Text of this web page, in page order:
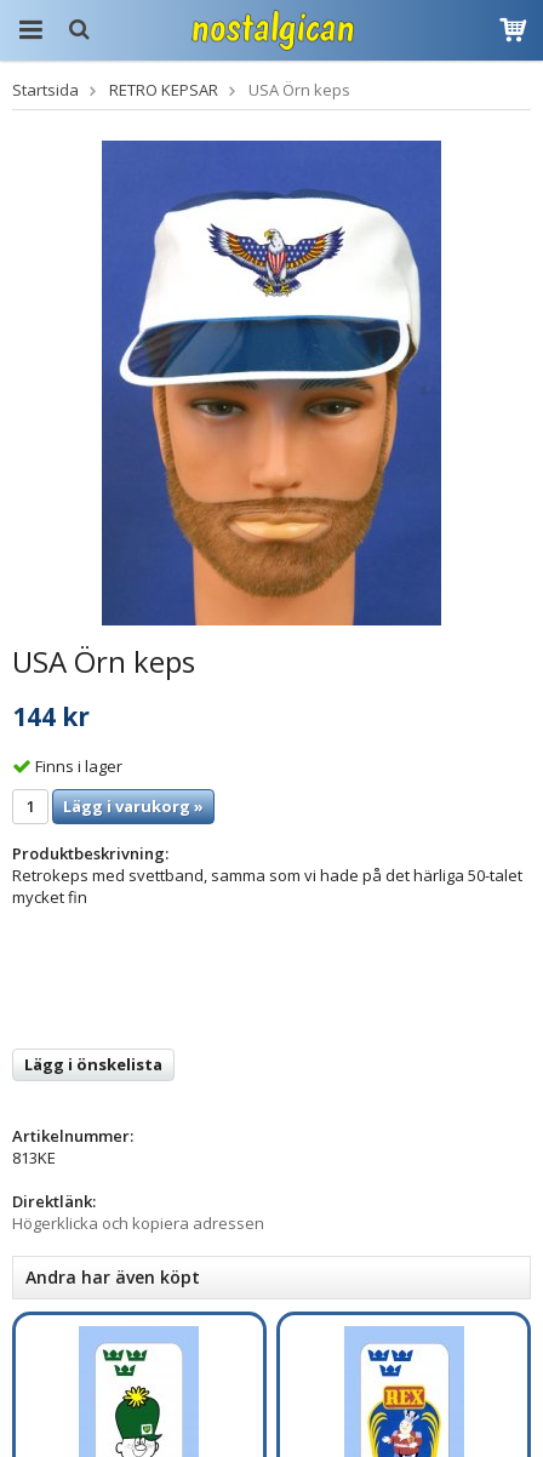
Produkten har blivit
tillagd i varukorgen
Startsida RETRO KEPSAR USA Örn keps
USA Örn keps
144 kr
Finns i lager
Lägg i varukorg »
Produktbeskrivning:
Retrokeps med svettband, samma som vi hade på det härliga 50-talet
mycket fin
Lägg i önskelista
Artikelnummer:
813KE
Direktlänk:
Högerklicka och kopiera adressen
Andra har även köpt